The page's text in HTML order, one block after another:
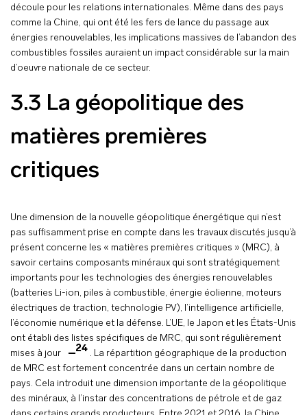
découle pour les relations internationales. Même dans des pays
comme la Chine, qui ont été les fers de lance du passage aux
énergies renouvelables, les implications massives de l’abandon des
combustibles fossiles auraient un impact considérable sur la main
d’oeuvre nationale de ce secteur.
3.3 La géopolitique des
matières premières
critiques
Une dimension de la nouvelle géopolitique énergétique qui n’est
pas suffisamment prise en compte dans les travaux discutés jusqu’à
présent concerne les « matières premières critiques » (MRC), à
savoir certains composants minéraux qui sont stratégiquement
importants pour les technologies des énergies renouvelables
(batteries Li-ion, piles à combustible, énergie éolienne, moteurs
électriques de traction, technologie PV), l’intelligence artificielle,
l’économie numérique et la défense. L’UE, le Japon et les États-Unis
ont établi des listes spécifiques de MRC, qui sont régulièrement
mises à jour
24 . La répartition géographique de la production
de MRC est fortement concentrée dans un certain nombre de
pays. Cela introduit une dimension importante de la géopolitique
des minéraux, à l’instar des concentrations de pétrole et de gaz